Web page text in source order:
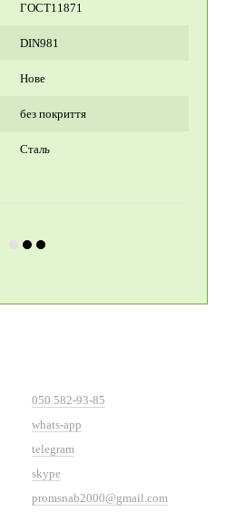
ГОСТ11871
DIN981
Нове
без покриття
Сталь
050 582-93-85
whats-app
telegram
skype
promsnab2000@gmail.com